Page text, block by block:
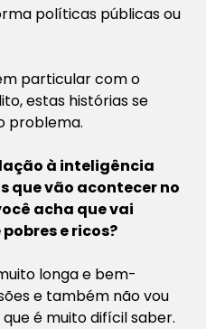
políticas públicas ou
particular com o
estas histórias se
problema.
à inteligência
que vão acontecer no
acha que vai
e ricos?
longa e bem-
e também não vou
é muito difícil saber.